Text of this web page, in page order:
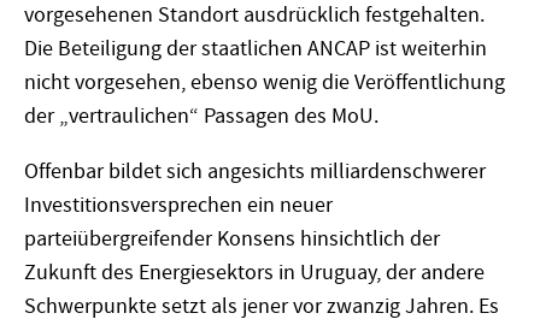
vorgesehenen Standort ausdrücklich festgehalten.
Die Beteiligung der staatlichen ANCAP ist weiterhin
nicht vorgesehen, ebenso wenig die Veröffentlichung
der „vertraulichen“ Passagen des MoU.
Offenbar bildet sich angesichts milliardenschwerer
Investitionsversprechen ein neuer
parteiübergreifender Konsens hinsichtlich der
Zukunft des Energiesektors in Uruguay, der andere
Schwerpunkte setzt als jener vor zwanzig Jahren. Es